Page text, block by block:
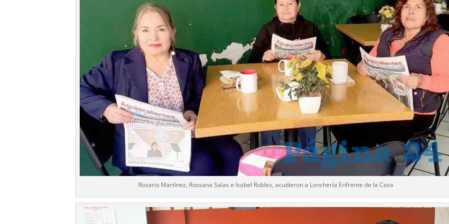
Rosario Martínez, Rossana Salas e Isabel Robles, acudieron a Lonchería Enfrente de la Casa